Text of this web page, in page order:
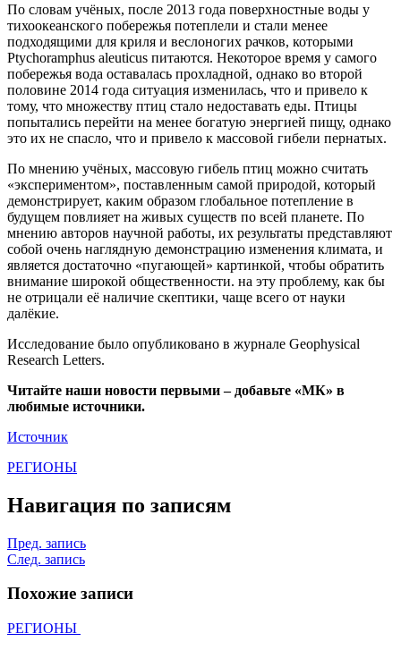
По словам учёных, после 2013 года поверхностные воды у
тихоокеанского побережья потеплели и стали менее
подходящими для криля и веслоногих рачков, которыми
Ptychoramphus aleuticus питаются. Некоторое время у самого
побережья вода оставалась прохладной, однако во второй
половине 2014 года ситуация изменилась, что и привело к
тому, что множеству птиц стало недоставать еды. Птицы
попытались перейти на менее богатую энергией пищу, однако
это их не спасло, что и привело к массовой гибели пернатых.
По мнению учёных, массовую гибель птиц можно считать
«экспериментом», поставленным самой природой, который
демонстрирует, каким образом глобальное потепление в
будущем повлияет на живых существ по всей планете. По
мнению авторов научной работы, их результаты представляют
собой очень наглядную демонстрацию изменения климата, и
является достаточно «пугающей» картинкой, чтобы обратить
внимание широкой общественности. на эту проблему, как бы
не отрицали её наличие скептики, чаще всего от науки
далёкие.
Исследование было опубликовано в журнале Geophysical
Research Letters.
Читайте наши новости первыми – добавьте «МК» в
любимые источники.
Источник
РЕГИОНЫ
Навигация по записям
Пред. запись
След. запись
Похожие записи
РЕГИОНЫ